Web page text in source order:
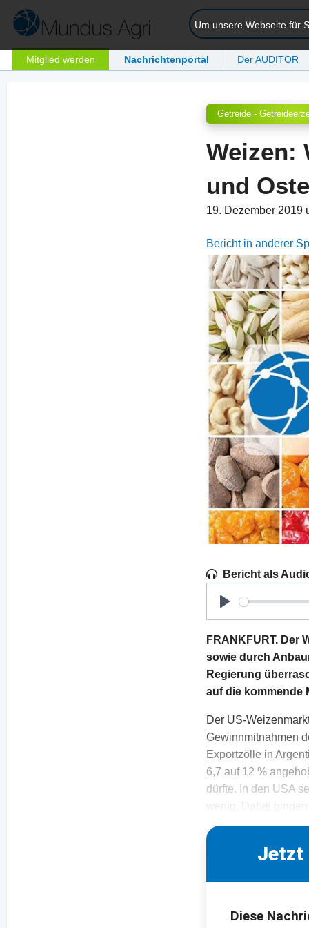
Mitglied werden Nachrichtenportal Der AUDITOR
Um unsere Webseite für
Getreide -
Weizen:
und
19. Dezember 2019
Bericht in anderer
Bericht als
Play
FRANKFURT. Der
sowie durch
Regierung
auf die kommende
Der US-
Gewinnmitnahmen
Exportzölle in
6,7 auf 12 %
dürfte. In den USA
wenig. Dabei
Jetzt
Diese